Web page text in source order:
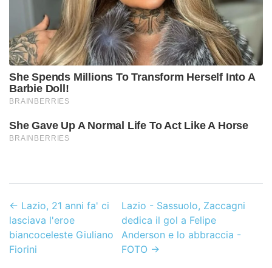
← Lazio, 21 anni fa' ci
lasciava l'eroe
biancoceleste Giuliano
Fiorini
Lazio - Sassuolo, Zaccagni
dedica il gol a Felipe
Anderson e lo abbraccia -
FOTO →